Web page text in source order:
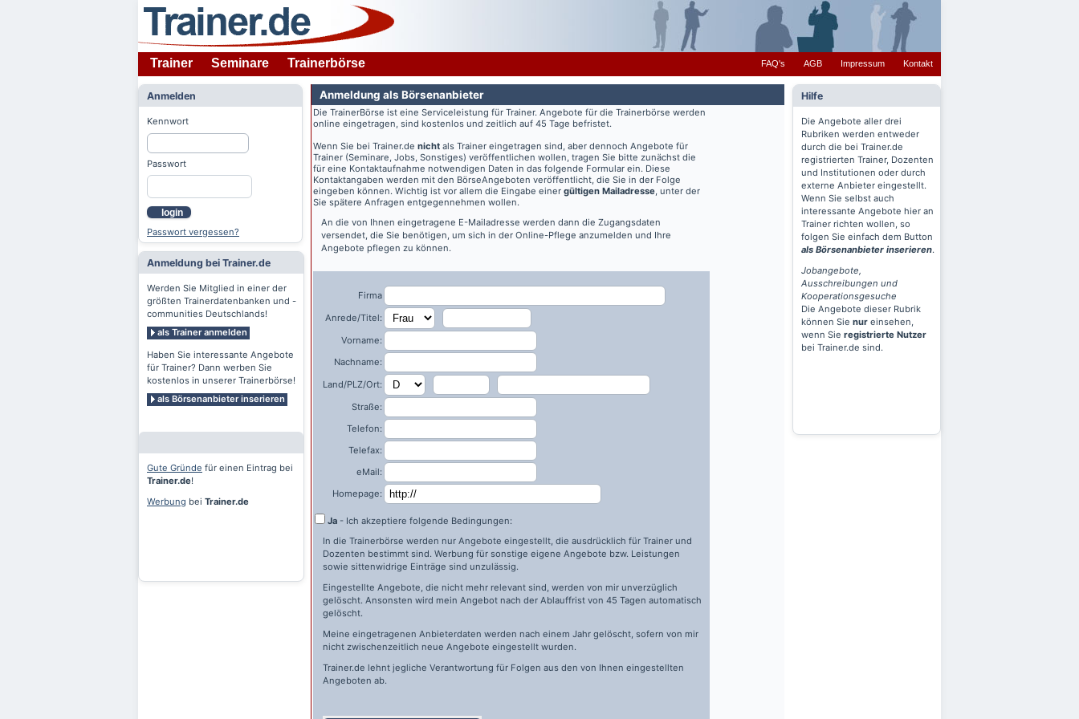
Trainer Seminare Trainerbörse FAQ's AGB Impressum Kontakt
Anmelden
Kennwort
Passwort
login
Passwort vergessen?
Anmeldung bei Trainer.de
Werden Sie Mitglied in einer der
größten Trainerdatenbanken und -
communities Deutschlands!
als Trainer anmelden
Haben Sie interessante Angebote
für Trainer? Dann werben Sie
kostenlos in unserer Trainerbörse!
als Börsenanbieter inserieren
Gute Gründe für einen Eintrag bei
Trainer.de!
Werbung bei Trainer.de
Hilfe
Die Angebote aller drei
Rubriken werden entweder
durch die bei Trainer.de
registrierten Trainer, Dozenten
und Institutionen oder durch
externe Anbieter eingestellt.
Wenn Sie selbst auch
interessante Angebote hier an
Trainer richten wollen, so
folgen Sie einfach dem Button
als Börsenanbieter inserieren.
Jobangebote,
Ausschreibungen und
Kooperationsgesuche
Die Angebote dieser Rubrik
können Sie nur einsehen,
wenn Sie registrierte Nutzer
bei Trainer.de sind.
Anmeldung als Börsenanbieter
Die TrainerBörse ist eine Serviceleistung für Trainer. Angebote für die Trainerbörse werden
online eingetragen, sind kostenlos und zeitlich auf 45 Tage befristet.
Wenn Sie bei Trainer.de nicht als Trainer eingetragen sind, aber dennoch Angebote für
Trainer (Seminare, Jobs, Sonstiges) veröffentlichen wollen, tragen Sie bitte zunächst die
für eine Kontaktaufnahme notwendigen Daten in das folgende Formular ein. Diese
Kontaktangaben werden mit den BörseAngeboten veröffentlicht, die Sie in der Folge
eingeben können. Wichtig ist vor allem die Eingabe einer gültigen Mailadresse, unter der
Sie spätere Anfragen entgegennehmen wollen.
An die von Ihnen eingetragene E-Mailadresse werden dann die Zugangsdaten
versendet, die Sie benötigen, um sich in der Online-Pflege anzumelden und Ihre
Angebote pflegen zu können.
Firma
Anrede/Titel:
Vorname:
Nachname:
Land/PLZ/Ort:
Straße:
Telefon:
Telefax:
eMail:
Homepage:
Ja - Ich akzeptiere folgende Bedingungen:
In die Trainerbörse werden nur Angebote eingestellt, die ausdrücklich für Trainer und
Dozenten bestimmt sind. Werbung für sonstige eigene Angebote bzw. Leistungen
sowie sittenwidrige Einträge sind unzulässig.
Eingestellte Angebote, die nicht mehr relevant sind, werden von mir unverzüglich
gelöscht. Ansonsten wird mein Angebot nach der Ablauffrist von 45 Tagen automatisch
gelöscht.
Meine eingetragenen Anbieterdaten werden nach einem Jahr gelöscht, sofern von mir
nicht zwischenzeitlich neue Angebote eingestellt wurden.
Trainer.de lehnt jegliche Verantwortung für Folgen aus den von Ihnen eingestellten
Angeboten ab.